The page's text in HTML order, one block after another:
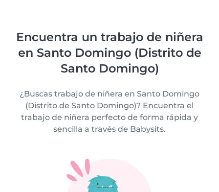
Encuentra un trabajo de niñera
en Santo Domingo (Distrito de
Santo Domingo)
¿Buscas trabajo de niñera en Santo Domingo
(Distrito de Santo Domingo)? Encuentra el
trabajo de niñera perfecto de forma rápida y
sencilla a través de Babysits.